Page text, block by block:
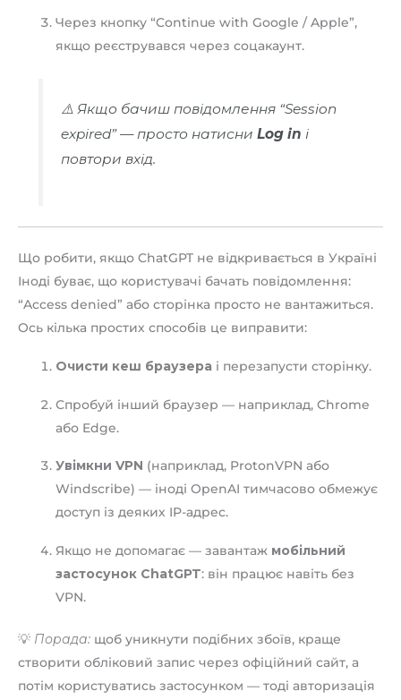
Через кнопку “Continue with Google / Apple”,
якщо реєструвався через соцакаунт.
⚠️ Якщо бачиш повідомлення “Session
expired” — просто натисниLog in і
повтори вхід.
Що робити, якщо ChatGPT не відкривається в Україні
Іноді буває, що користувачі бачать повідомлення:
“Access denied” або сторінка просто не вантажиться.
Ось кілька простих способів це виправити:
Очисти кеш браузера і перезапусти сторінку.
Спробуй інший браузер — наприклад, Chrome
або Edge.
Увімкни VPN (наприклад, ProtonVPN або
Windscribe) — іноді OpenAI тимчасово обмежує
доступ із деяких IP-адрес.
Якщо не допомагає — завантаж мобільний
застосунок ChatGPT: він працює навіть без
VPN.
💡 Порада: щоб уникнути подібних збоїв, краще
створити обліковий запис через офіційний сайт, а
потім користуватись застосунком — тоді авторизація